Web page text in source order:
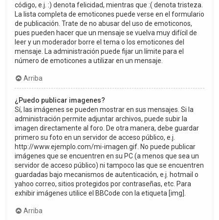
código, e.j. :) denota felicidad, mientras que :( denota tristeza.
La lista completa de emoticones puede verse en el formulario
de publicación. Trate de no abusar del uso de emoticonos,
pues pueden hacer que un mensaje se vuelva muy difícil de
leer y un moderador borre el tema o los emoticones del
mensaje. La administración puede fijar un límite para el
número de emoticones a utilizar en un mensaje.
Arriba
¿Puedo publicar imagenes?
Sí, las imágenes se pueden mostrar en sus mensajes. Si la
administración permite adjuntar archivos, puede subir la
imagen directamente al foro. De otra manera, debe guardar
primero su foto en un servidor de acceso público, e.j.
http://www.ejemplo.com/mi-imagen.gif. No puede publicar
imágenes que se encuentren en su PC (a menos que sea un
servidor de acceso público) ni tampoco las que se encuentren
guardadas bajo mecanismos de autenticación, e.j. hotmail o
yahoo correo, sitios protegidos por contraseñas, etc. Para
exhibir imágenes utilice el BBCode con la etiqueta [img].
Arriba